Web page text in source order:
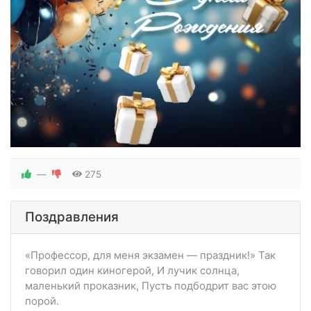
— 275
Поздравления
«Профессор, для меня экзамен — праздник!» Так
говорил один киногерой, И лучик солнца,
маленький проказник, Пусть подбодрит вас этою
порой.